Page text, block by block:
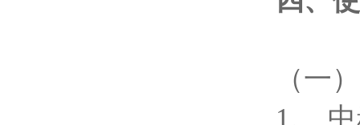
（一
1、